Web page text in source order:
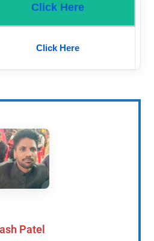
Click Here
Click Here
Patel